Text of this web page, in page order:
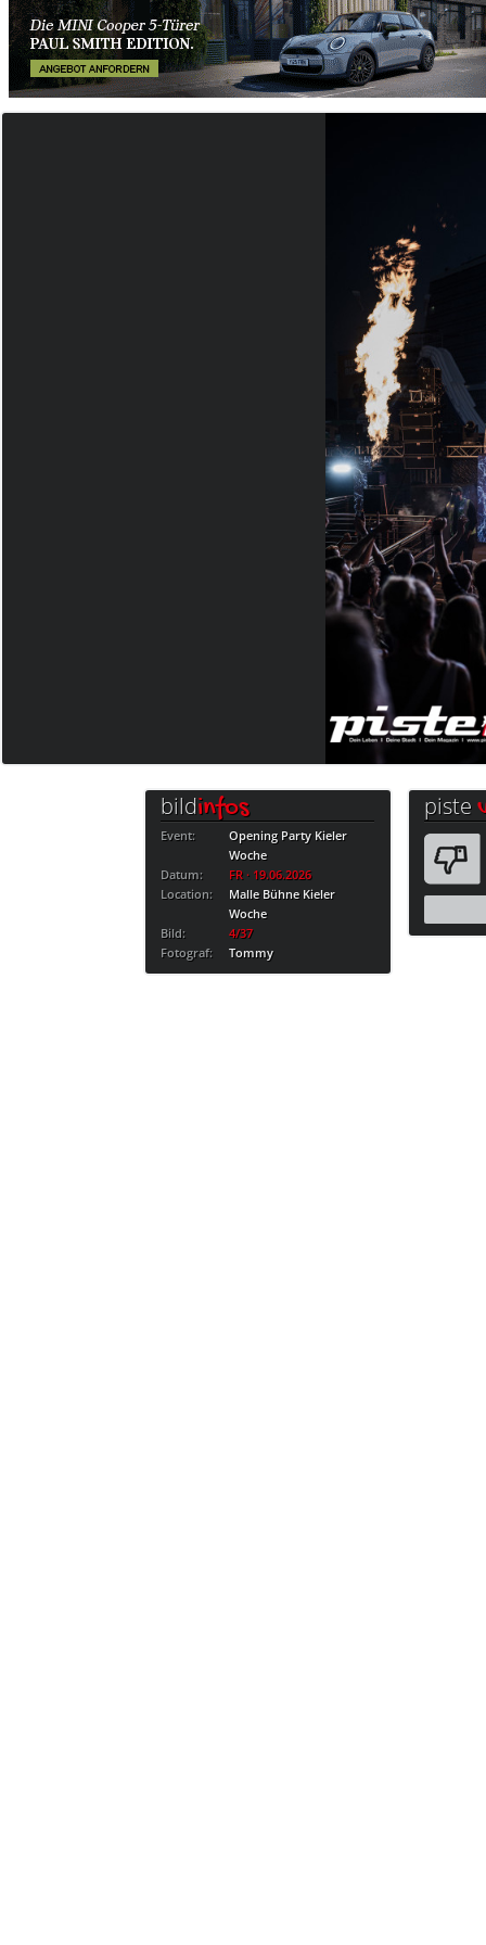
bildinfos
Event:
Opening Party Kieler
Woche
Datum:
FR · 19.06.2026
Location:
Malle Bühne Kieler
Woche
Bild:
4/37
Fotograf:
Tommy
piste